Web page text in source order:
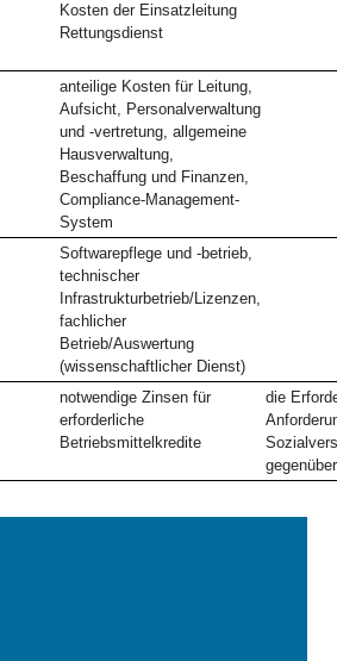
Kosten der Einsatzleitung
Rettungsdienst
anteilige Kosten für Leitung,
Aufsicht, Personalverwaltung
und -vertretung, allgemeine
Hausverwaltung,
Beschaffung und Finanzen,
Compliance-Management-
System
Softwarepflege und -betrieb,
technischer
Infrastrukturbetrieb/Lizenzen,
fachlicher
Betrieb/Auswertung
(wissenschaftlicher Dienst)
notwendige Zinsen für
erforderliche
Betriebsmittelkredite
die